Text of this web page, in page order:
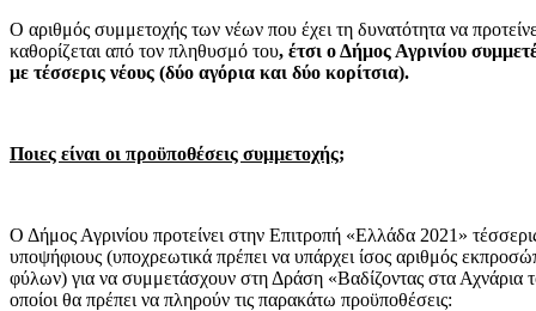
Ο αριθμός συμμετοχής των νέων που έχει τη δυνατότητα να
καθορίζεται από τον πληθυσμό του, έτσι ο Δήμος Αγρινίου
με τέσσερις νέους (δύο αγόρια και δύο κορίτσια).
Ποιες είναι οι προϋποθέσεις συμμετοχής;
Ο Δήμος Αγρινίου προτείνει στην Επιτροπή «Ελλάδα 2021»
υποψήφιους (υποχρεωτικά πρέπει να υπάρχει ίσος αριθμός
φύλων) για να συμμετάσχουν στη Δράση «Βαδίζοντας στα Αχνάρια
οποίοι θα πρέπει να πληρούν τις παρακάτω προϋποθέσεις: